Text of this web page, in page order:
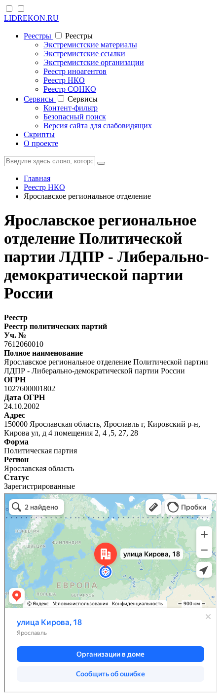
LIDREKON.RU
Реестры
Реестры
Экстремистские материалы
Экстремистские ссылки
Экстремистские организации
Реестр иноагентов
Реестр НКО
Реестр СОНКО
Cервисы
Cервисы
Контент-фильтр
Безопасный поиск
Версия сайта для слабовидящих
Скрипты
О проекте
Главная
Реестр НКО
Ярославское региональное отделение
Ярославское региональное
отделение Политической
партии ЛДПР - Либерально-
демократической партии
России
Реестр
Реестр политических партий
Уч. №
7612060010
Полное наименование
Ярославское региональное отделение Политической партии
ЛДПР - Либерально-демократической партии России
ОГРН
1027600001802
Дата ОГРН
24.10.2002
Адрес
150000 Ярославская область, Ярославль г, Кировский р-н,
Кирова ул, д 4 помещения 2, 4 ,5, 27, 28
Форма
Политическая партия
Регион
Ярославская область
Статус
Зарегистрированные